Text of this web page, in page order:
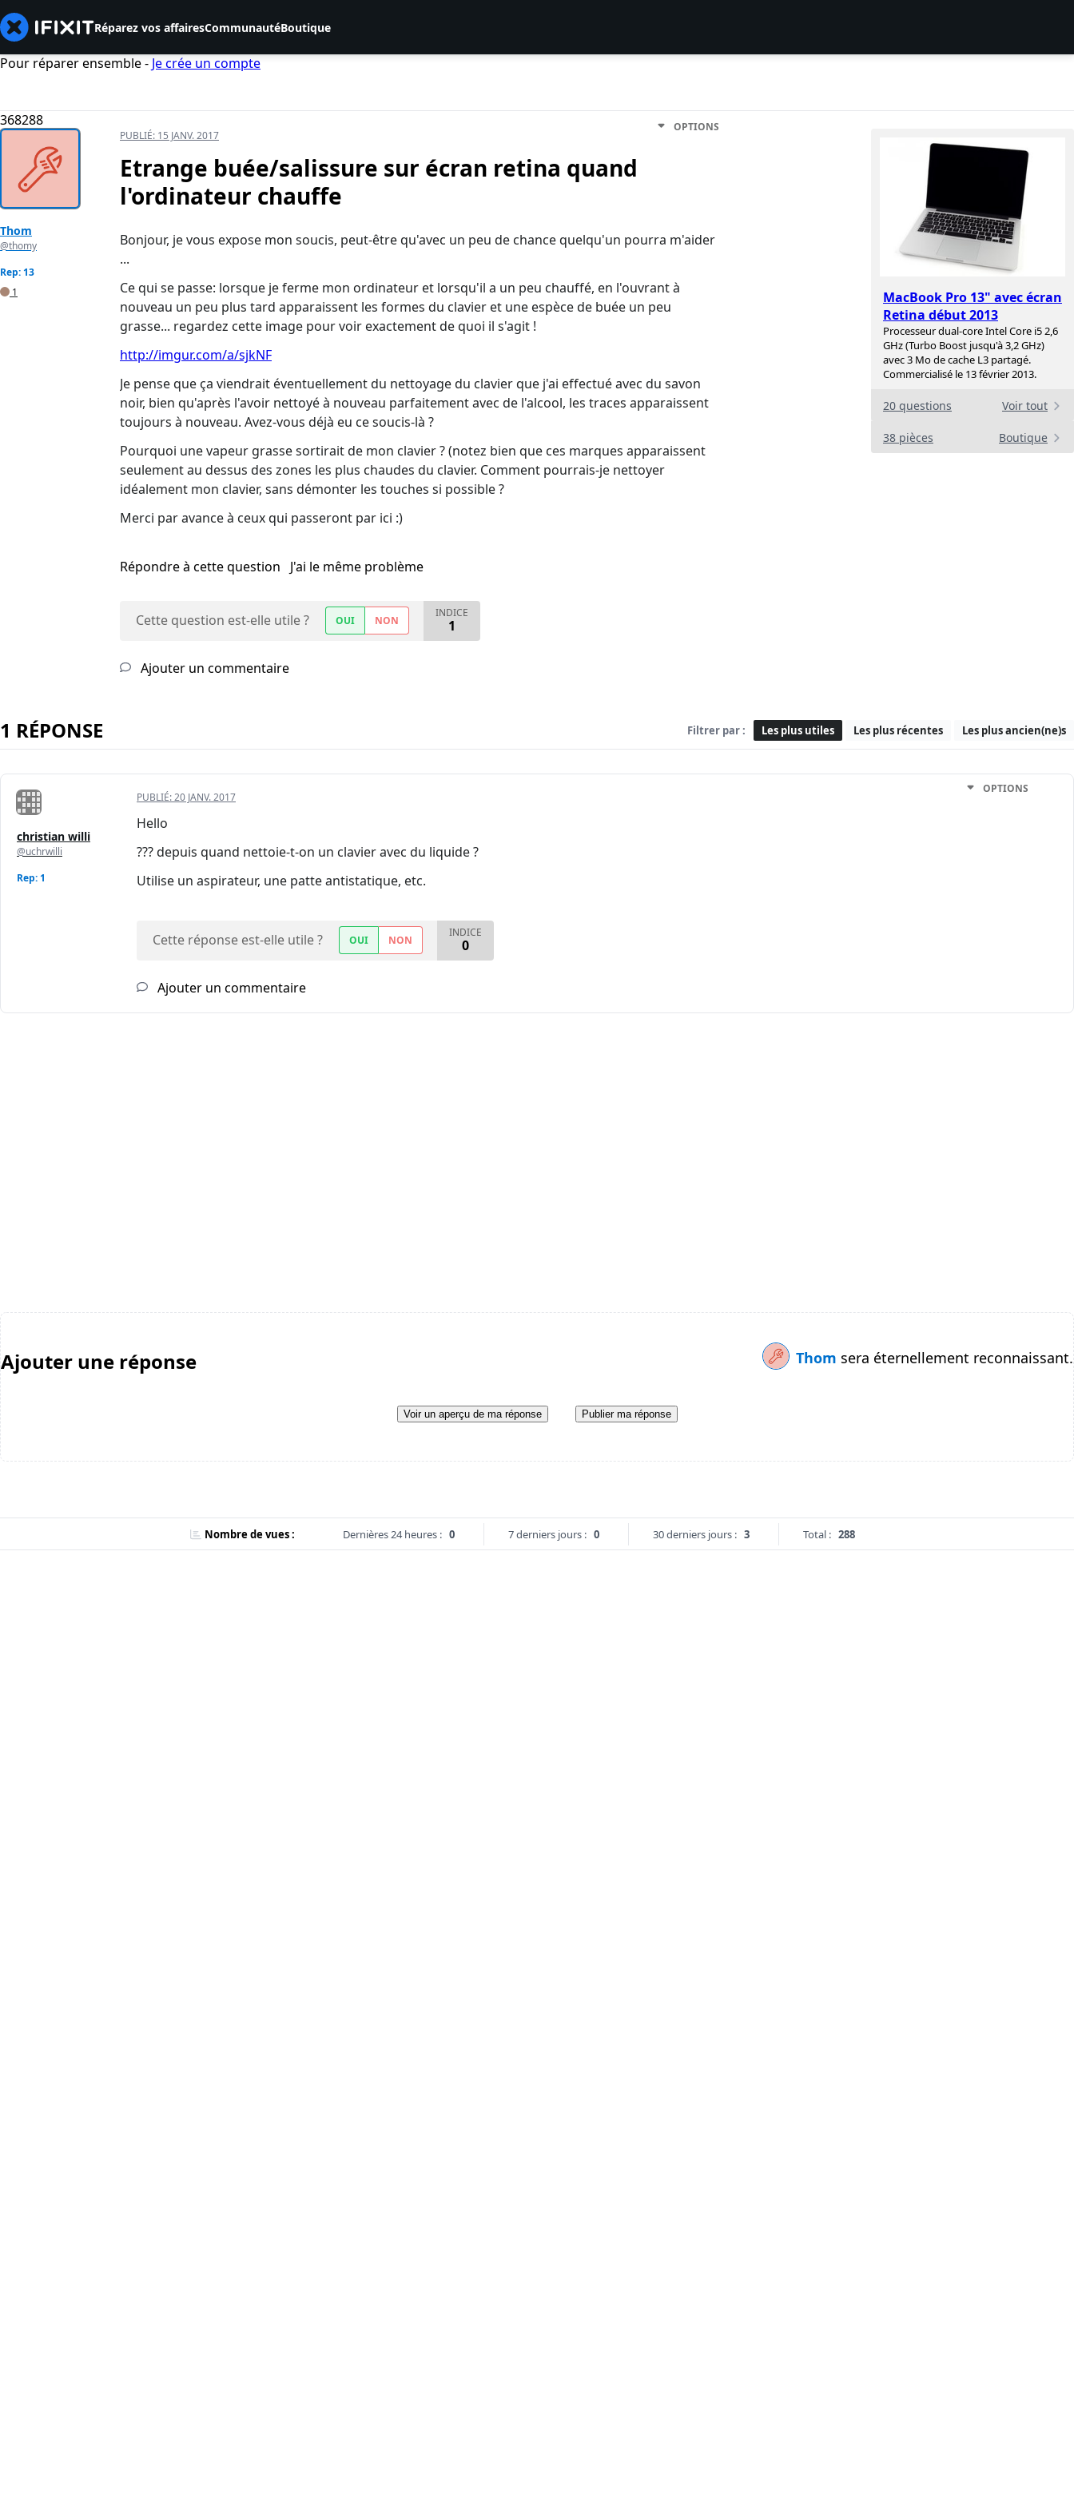
Réparez vos affairesCommunautéBoutique
Pour réparer ensemble - Je crée un compte
368288
MacBook Pro 13" avec écran
Retina début 2013
Processeur dual-core Intel Core i5 2,6
GHz (Turbo Boost jusqu'à 3,2 GHz)
avec 3 Mo de cache L3 partagé.
Commercialisé le 13 février 2013.
20 questions Voir tout
38 pièces Boutique
Thom
@thomy
Rep: 13
1
PUBLIÉ: 15 JANV. 2017
OPTIONS
Etrange buée/salissure sur écran retina quand
l'ordinateur chauffe
Bonjour, je vous expose mon soucis, peut-être qu'avec un peu de chance quelqu'un pourra m'aider
...
Ce qui se passe: lorsque je ferme mon ordinateur et lorsqu'il a un peu chauffé, en l'ouvrant à
nouveau un peu plus tard apparaissent les formes du clavier et une espèce de buée un peu
grasse... regardez cette image pour voir exactement de quoi il s'agit !
http://imgur.com/a/sjkNF
Je pense que ça viendrait éventuellement du nettoyage du clavier que j'ai effectué avec du savon
noir, bien qu'après l'avoir nettoyé à nouveau parfaitement avec de l'alcool, les traces apparaissent
toujours à nouveau. Avez-vous déjà eu ce soucis-là ?
Pourquoi une vapeur grasse sortirait de mon clavier ? (notez bien que ces marques apparaissent
seulement au dessus des zones les plus chaudes du clavier. Comment pourrais-je nettoyer
idéalement mon clavier, sans démonter les touches si possible ?
Merci par avance à ceux qui passeront par ici :)
Répondre à cette question J'ai le même problème
Cette question est-elle utile ? OUI NON
INDICE
1
Ajouter un commentaire
1 RÉPONSE Filtrer par : Les plus utiles Les plus récentes Les plus ancien(ne)s
christian willi
@uchrwilli
Rep: 1
PUBLIÉ:20 JANV. 2017
OPTIONS
Hello
??? depuis quand nettoie-t-on un clavier avec du liquide ?
Utilise un aspirateur, une patte antistatique, etc.
Cette réponse est-elle utile ? OUI NON
INDICE
0
Ajouter un commentaire
Ajouter une réponse Thom sera éternellement reconnaissant.
Voir un aperçu de ma réponse Publier ma réponse
Nombre de vues : Dernières 24 heures : 0 7 derniers jours : 0 30 derniers jours : 3 Total : 288